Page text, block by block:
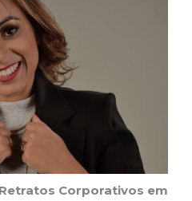
Corporativos em